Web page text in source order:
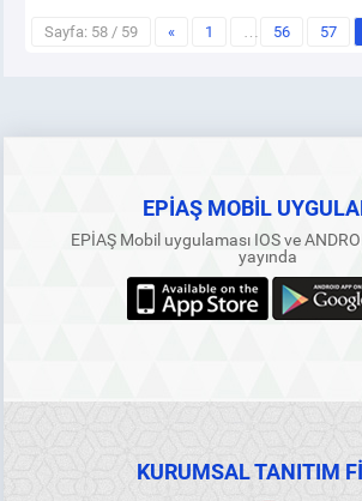
Sayfa: 58 / 59 « 1 … 56 57
EPİAŞ MOBİL
EPİAŞ Mobil uygulaması IOS ve
yayında
KURUMSAL TANITIM